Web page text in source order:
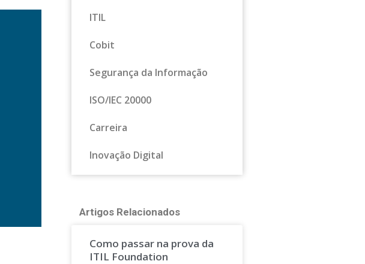
ITIL
Cobit
Segurança da Informação
ISO/IEC 20000
Carreira
Inovação Digital
Artigos Relacionados
Como passar na prova da
ITIL Foundation